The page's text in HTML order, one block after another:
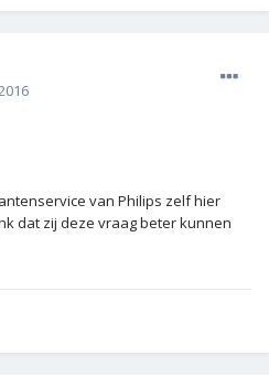
van Philips zelf hier
dat zij deze vraag beter kunnen